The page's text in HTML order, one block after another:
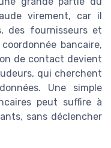
virement, car il
des fournisseurs et
bancaire,
de contact devient
qui cherchent
Une simple
peut suffire à
sans déclencher